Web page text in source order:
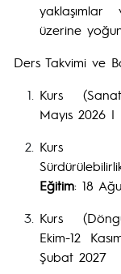
üzerine
Ders Takvimi ve
Kurs
Mayıs 2026 |
Kurs
Eğitim: 18
Kurs
Ekim-12
Şubat 2027